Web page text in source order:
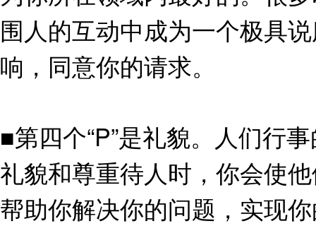
围人的互动中成为一个极具
响，同意你的请求。
■第四个“P”是礼貌。人们行
礼貌和尊重待人时，你会使
帮助你解决你的问题，实现